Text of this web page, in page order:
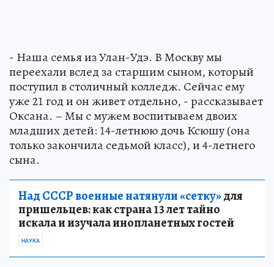
- Наша семья из Улан-Удэ. В Москву мы
переехали вслед за старшим сыном, который
поступил в столичный колледж. Сейчас ему
уже 21 год и он живет отдельно, - рассказывает
Оксана. – Мы с мужем воспитываем двоих
младших детей: 14-летнюю дочь Ксюшу (она
только закончила седьмой класс), и 4-летнего
сына.
Над СССР военные натянули «сетку»для
пришельцев: как страна 13 лет тайно
искала и изучала инопланетных гостей
НАУКА